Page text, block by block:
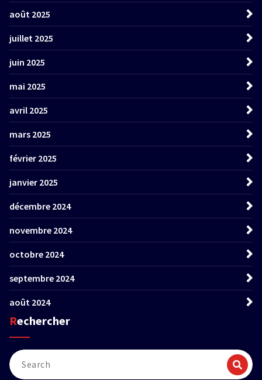
août 2025
juillet 2025
juin 2025
mai 2025
avril 2025
mars 2025
février 2025
janvier 2025
décembre 2024
novembre 2024
octobre 2024
septembre 2024
août 2024
Rechercher